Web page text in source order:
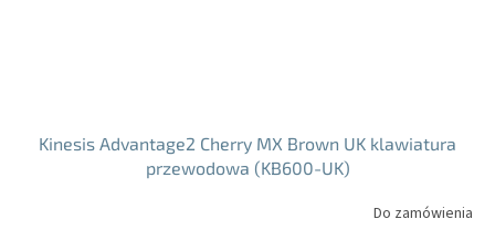
Kinesis Advantage2 Cherry MX Brown UK klawiatura
przewodowa (KB600-UK)
Do zamówienia